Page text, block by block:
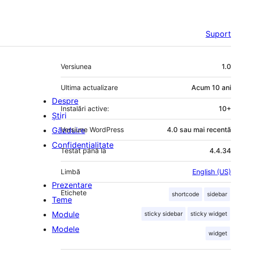
Suport
Meta
Versiunea 1.0
Ultima actualizare Acum 10 ani
Instalări active: 10+
Versiune WordPress 4.0 sau mai recentă
Testat până la 4.4.34
Limbă English (US)
Etichete shortcode sidebar
sticky sidebar sticky widget
widget
Despre
Știri
Găzduire
Confidențialitate
Prezentare
Teme
Module
Modele